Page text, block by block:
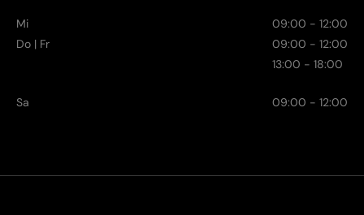
Mi
09:00 - 12:00
Do | Fr
09:00 - 12:00
13:00 - 18:00
Sa 09:00 - 12:00